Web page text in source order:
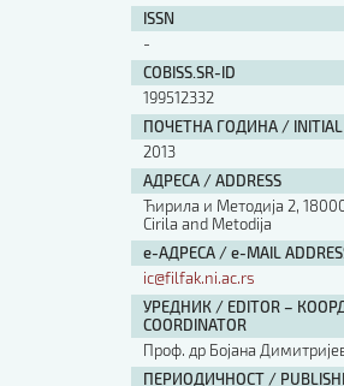
ISSN
-
COBISS.SR-ID
199512332
ПОЧЕТНА ГОДИНА / INITIAL
2013
АДРЕСА / ADDRESS
Ћирила и Методија 2,
Cirila and Metodija
е-АДРЕСА / e-MAIL
ic@filfak.ni.ac.rs
УРЕДНИК / EDITOR –
COORDINATOR
Проф. др Бојана
ПЕРИОДИЧНОСТ /